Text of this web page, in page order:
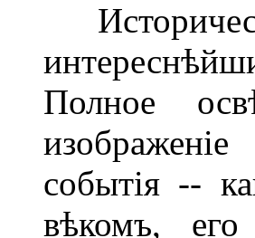
Полное
событія --
вѣкомъ, его